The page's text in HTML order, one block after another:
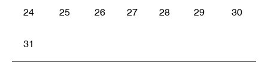
24 25 26 27 28 29 30
31